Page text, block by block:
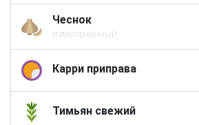
Чеснок
измельченный
Карри приправа
Тимьян свежий